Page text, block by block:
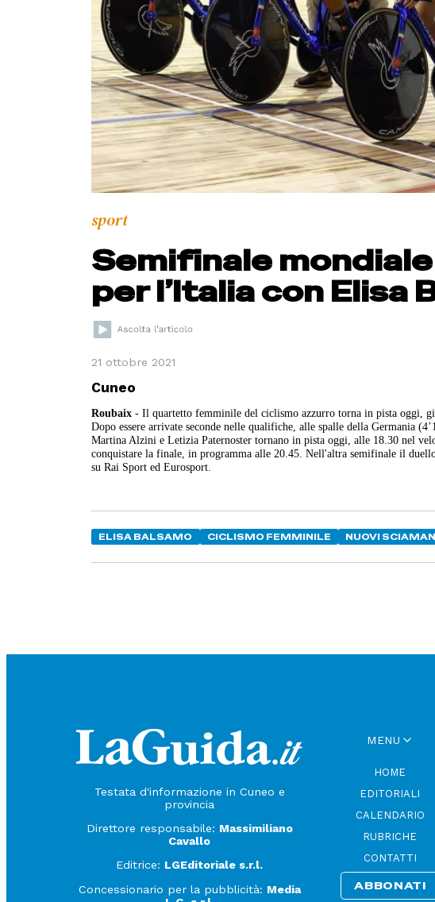
sport
Semifinale
per l’Italia con Elisa
21 ottobre 2021
Cuneo
Roubaix - Il quartetto femminile del ciclismo azzurro torna in pista oggi,
Dopo essere arrivate seconde nelle qualifiche, alle spalle della Germania
Martina Alzini e Letizia Paternoster tornano in pista oggi, alle 18.30 nel
conquistare la finale, in programma alle 20.45. Nell'altra semifinale il
su Rai Sport ed Eurosport.
ELISA BALSAMO CICLISMO FEMMINILE NUOVI
Testata d'informazione in Cuneo e
provincia
Direttore responsabile: Massimiliano
Cavallo
Editrice: LGEditoriale s.r.l.
Concessionario per la pubblicità: Media
MENU
HOME
EDITORIALI
CALENDARIO
RUBRICHE
CONTATTI
ABBONATI